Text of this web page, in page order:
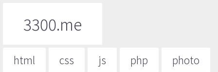
3300.me
html css js php
photo